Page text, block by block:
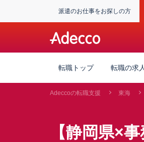
派遣のお仕事をお探しの方
転職トップ 転職の求
Adeccoの転職支援 東海
【静岡県×